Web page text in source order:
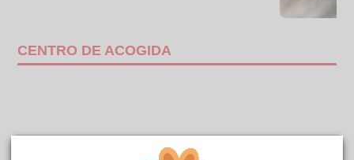
CENTRO DE ACOGIDA